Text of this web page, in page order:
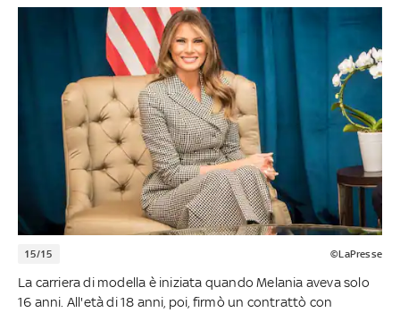
15/15 ©LaPresse
La carriera di modella è iniziata quando Melania aveva solo
16 anni. All'età di 18 anni, poi, firmò un contrattò con